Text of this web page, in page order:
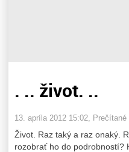
. .. život. ..
13. apríla 2012 15:02 , Prečítané
Život. Raz taký a raz onaký.
rozobrať ho do podrobností?